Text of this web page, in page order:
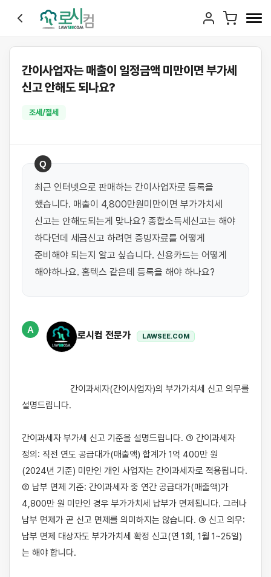
간이사업자는 매출이 일정금액 미만이면 부가세
신고 안해도 되나요?
조세/절세
Q
최근 인터넷으로 판매하는 간이사업자로 등록을
했습니다. 매출이 4,800만원미만이면 부가가치세
신고는 안해도되는게 맞나요? 종합소득세신고는 해야
하다던데 세금신고 하려면 증빙자료를 어떻게
준비해야 되는지 알고 싶습니다. 신용카드는 어떻게
해야하나요. 홈텍스 같은데 등록을 해야 하나요?
A
로시컴 전문가 LAWSEE.COM
설명드립니다.
간이과세자 부가세 신고 기준을 설명드립니다. ① 간이과세자
정의: 직전 연도 공급대가(매출액) 합계가 1억 400만 원
(2024년 기준) 미만인 개인 사업자는 간이과세자로 적용됩니다.
② 납부 면제 기준: 간이과세자 중 연간 공급대가(매출액)가
4,800만 원 미만인 경우 부가가치세 납부가 면제됩니다. 그러나
납부 면제가 곧 신고 면제를 의미하지는 않습니다. ③ 신고 의무:
납부 면제 대상자도 부가가치세 확정 신고(연 1회, 1월 1~25일)
는 해야 합니다.